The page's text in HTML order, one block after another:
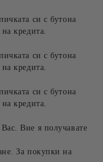
си с бутона
кредита.
си с бутона
кредита.
си с бутона
кредита.
Вие я получавате
За покупки на